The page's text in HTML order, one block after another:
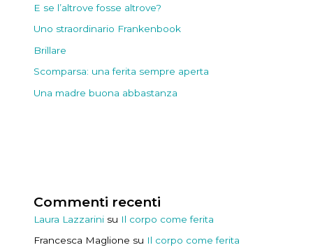
E se l’altrove fosse altrove?
Uno straordinario Frankenbook
Brillare
Scomparsa: una ferita sempre aperta
Una madre buona abbastanza
Commenti recenti
Laura Lazzarini su Il corpo come ferita
Francesca Maglione su Il corpo come ferita